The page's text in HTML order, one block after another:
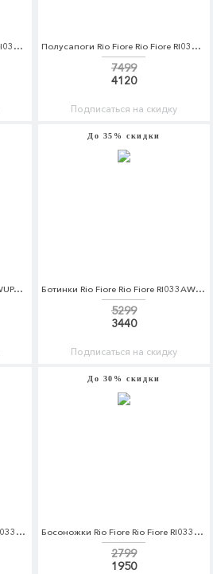
Полусапоги Rio Fiore Rio Fiore RI033AWCPFN3 Полусапоги Rio Fiore Rio Fiore RI033AWCPFO8
7499
4120
Подписаться на скидку
Кеды Rio Fiore Rio Fiore RI033AWUPA37
До 35% скидки
Ботинки Rio Fiore Rio Fiore RI033AWCPFN8
5299
3440
Подписаться на скидку
Босоножки Rio Fiore Rio Fiore RI033AWAGDY0
До 30% скидки
Босоножки Rio Fiore Rio Fiore RI033AWAGDY1
2799
1950